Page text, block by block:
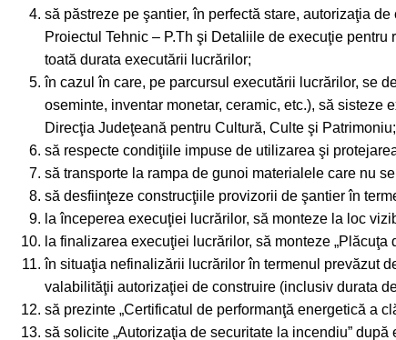
să păstreze pe şantier, în perfectă stare, autorizaţia
Proiectul Tehnic – P.Th şi Detaliile de execuţie
toată durata executării lucrărilor;
în cazul în care, pe parcursul executării lucrărilor, se
oseminte, inventar monetar, ceramic, etc.), să
Direcţia Judeţeană pentru Cultură, Culte şi Patrimoniu;
să respecte condiţiile impuse de utilizarea şi
să transporte la rampa de gunoi materialele care nu
să desfiinţeze construcţiile provizorii de şantier în
la începerea execuţiei lucrărilor, să monteze la loc
la finalizarea execuţiei lucrărilor, să monteze „Plăcuţa
în situaţia nefinalizării lucrărilor în termenul prevăzut
valabilităţii autorizaţiei de construire (inclusiv durata
să prezinte „Certificatul de performanţă energetică a
să solicite „Autorizaţia de securitate la incendiu”